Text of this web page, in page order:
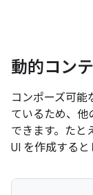
動的コン
コンポーズ可能
ているため、他
できます。たと
UI を作成すると